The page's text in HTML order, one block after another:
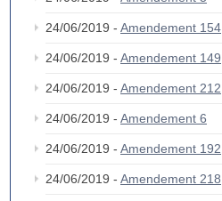
24/06/2019 - Amendement 154
24/06/2019 - Amendement 149
24/06/2019 - Amendement 212
24/06/2019 - Amendement 6
24/06/2019 - Amendement 192
24/06/2019 - Amendement 218